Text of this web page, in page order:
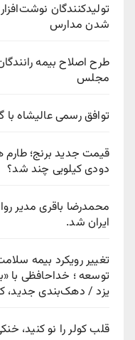
تولیدکنندگان
شدن مدارس
طرح اصلاح بیمه
مجلس
توافق رسمی عالیشاه با
قیمت جدید برنج؛ طارم
دودی کیلویی چند شد؟
ایران شد.
تغییر رویکرد بیمه
توسعه ؛ خداحافظی با
یزد / دهک‌بندی جدید،
قلب کولر را نو کنید،